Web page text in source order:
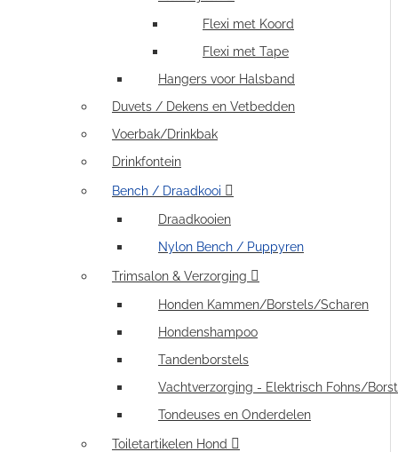
Flexi met Koord
Flexi met Tape
Hangers voor Halsband
Duvets / Dekens en Vetbedden
Voerbak/Drinkbak
Drinkfontein
Bench / Draadkooi
Draadkooien
Nylon Bench / Puppyren
Trimsalon & Verzorging
Honden Kammen/Borstels/Scharen
Hondenshampoo
Tandenborstels
Vachtverzorging - Elektrisch Fohns/
Tondeuses en Onderdelen
Toiletartikelen Hond